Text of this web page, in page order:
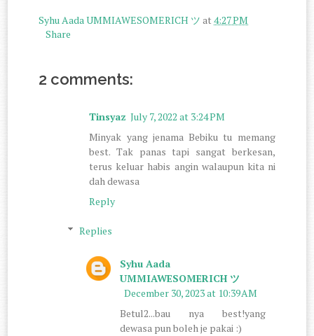
Syhu Aada UMMIAWESOMERICH ツat4:27 PM
Share
2 comments:
Tinsyaz July 7, 2022 at 3:24 PM
Minyak yang jenama Bebiku tu memang
best. Tak panas tapi sangat berkesan,
terus keluar habis angin walaupun kita ni
dah dewasa
Reply
Replies
Syhu Aada
UMMIAWESOMERICH ツ
December 30, 2023 at 10:39 AM
Betul2...bau nya best!yang
dewasa pun boleh je pakai :)